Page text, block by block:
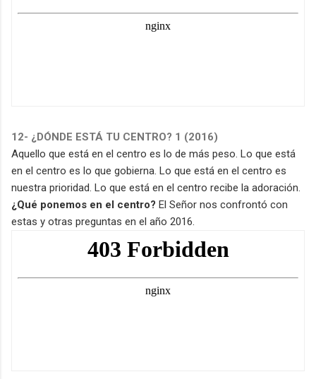
12- ¿DÓNDE ESTÁ TU CENTRO? 1 (2016)
Aquello que está en el centro es lo de más peso. Lo que está
en el centro es lo que gobierna. Lo que está en el centro es
nuestra prioridad. Lo que está en el centro recibe la adoración.
¿Qué ponemos en el centro? El Señor nos confrontó con
estas y otras preguntas en el año 2016.